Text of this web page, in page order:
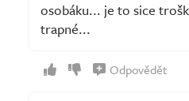
osobáku... je to sice
trapné...
Odpovědět